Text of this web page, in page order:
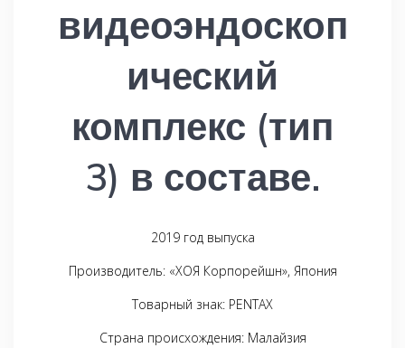
видеоэндоскоп
ический
комплекс (тип
3) в составе.
2019 год выпуска
Производитель: «ХОЯ Корпорейшн», Япония
Товарный знак: PENTAX
Страна происхождения: Малайзия